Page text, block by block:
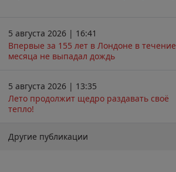
5 августа 2026 | 16:41
Впервые за 155 лет в Лондоне в течение
месяца не выпадал дождь
5 августа 2026 | 13:35
Лето продолжит щедро раздавать своё
тепло!
Другие публикации